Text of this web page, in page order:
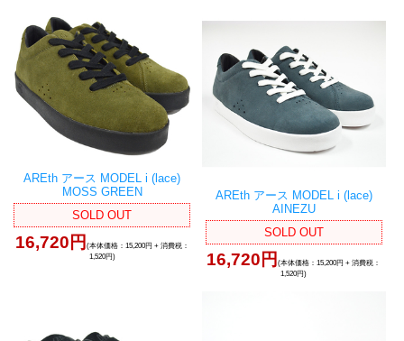
AREth アース MODEL i (lace)
MOSS GREEN
SOLD OUT
16,720円 (本体価格：15,200円 + 消費税：
1,520円)
AREth アース MODEL i (lace)
AINEZU
SOLD OUT
16,720円(本体価格：15,200円 + 消費税：
1,520円)